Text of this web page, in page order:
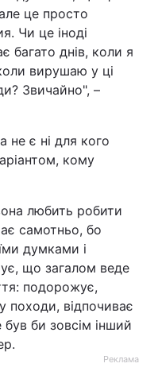
це просто
Чи це іноді
багато днів, коли я
вирушаю у ці
Звичайно", –
не є ні для кого
кому
любить робити
самотньо, бо
думками і
що загалом веде
подорожує,
походи, відпочиває
був би зовсім інший
Реклама